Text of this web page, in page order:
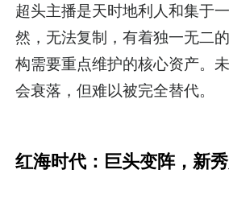
超头主播是天时地利人和集于
然，无法复制，有着独一无二
构需要重点维护的核心资产。
会衰落，但难以被完全替代。
红海时代：巨头变阵，新